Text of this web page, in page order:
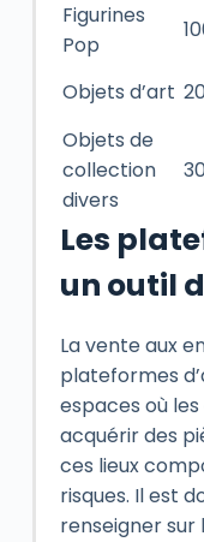
Figurines
Pop
Objets d’art
Objets de
collection
divers
Les
un outil
La vente aux
plateformes
espaces où
acquérir des
ces lieux
risques. Il est
renseigner